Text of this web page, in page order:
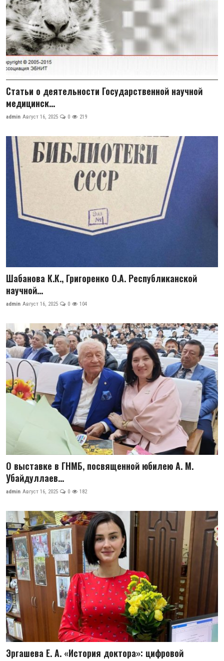
Статьи о деятельности Государственной научной
медицинск...
admin Август 16, 2025 0 219
Шабанова К.К., Григоренко О.А. Республиканской
научной...
admin Август 16, 2025 0 104
О выставке в ГНМБ, посвященной юбилею А. М.
Убайдуллаев...
admin Август 16, 2025 0 182
Эргашева Е. А. «История доктора»: цифровой